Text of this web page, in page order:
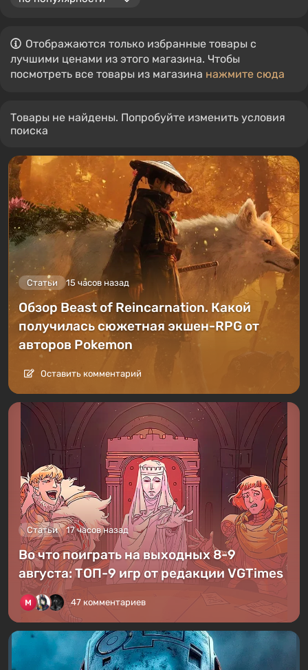
Отображаются только избранные товары с
лучшими ценами из этого магазина. Чтобы
посмотреть все товары из магазина нажмите сюда
Товары не найдены. Попробуйте изменить условия
поиска
Статьи 15 часов назад
Обзор Beast of Reincarnation. Какой
получилась сюжетная экшен-RPG от
авторов Pokemon
Оставить комментарий
Статьи 17 часов назад
Во что поиграть на выходных 8-9
августа: ТОП-9 игр от редакции VGTimes
47 комментариев